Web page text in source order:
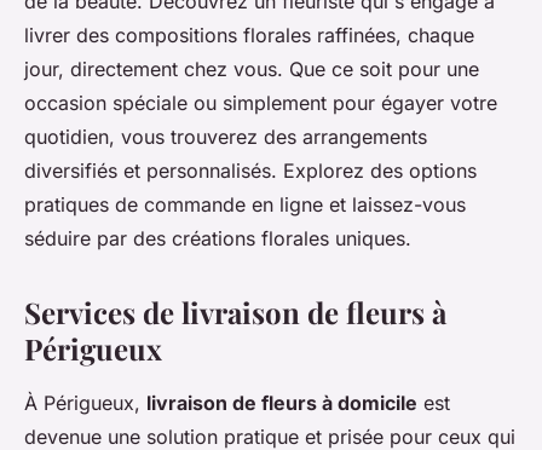
livrer des compositions florales raffinées, chaque
jour, directement chez vous. Que ce soit pour une
occasion spéciale ou simplement pour égayer votre
quotidien, vous trouverez des arrangements
diversifiés et personnalisés. Explorez des options
pratiques de commande en ligne et laissez-vous
séduire par des créations florales uniques.
Services de livraison de fleurs à
Périgueux
À Périgueux, livraison de fleurs à domicile est
devenue une solution pratique et prisée pour ceux qui